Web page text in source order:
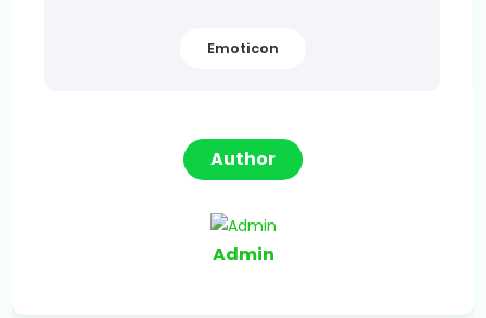
Emoticon
Author
Admin